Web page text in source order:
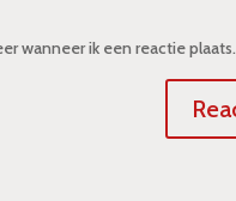
wanneer ik een reactie plaats.